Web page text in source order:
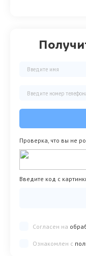
Проверка, что вы не
Введите код с
Согласен на
Ознакомлен с